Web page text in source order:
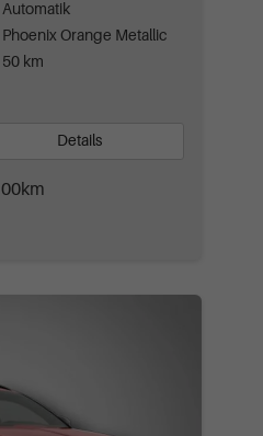
Automatik
Phoenix Orange Metallic
50 km
Details